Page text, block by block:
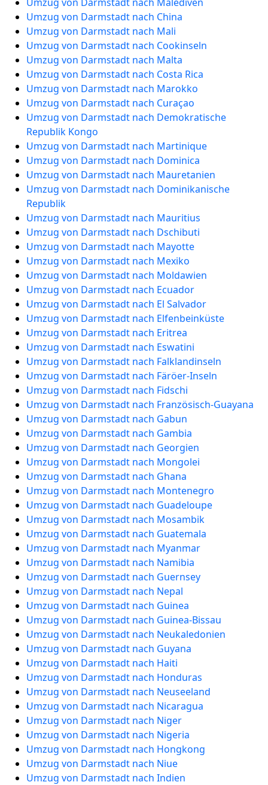
Umzug von Darmstadt nach China
Umzug von Darmstadt nach Mali
Umzug von Darmstadt nach Cookinseln
Umzug von Darmstadt nach Malta
Umzug von Darmstadt nach Costa Rica
Umzug von Darmstadt nach Marokko
Umzug von Darmstadt nach Curaçao
Umzug von Darmstadt nach Demokratische
Republik Kongo
Umzug von Darmstadt nach Martinique
Umzug von Darmstadt nach Dominica
Umzug von Darmstadt nach Mauretanien
Umzug von Darmstadt nach Dominikanische
Republik
Umzug von Darmstadt nach Mauritius
Umzug von Darmstadt nach Dschibuti
Umzug von Darmstadt nach Mayotte
Umzug von Darmstadt nach Mexiko
Umzug von Darmstadt nach Moldawien
Umzug von Darmstadt nach Ecuador
Umzug von Darmstadt nach El Salvador
Umzug von Darmstadt nach Elfenbeinküste
Umzug von Darmstadt nach Eritrea
Umzug von Darmstadt nach Eswatini
Umzug von Darmstadt nach Falklandinseln
Umzug von Darmstadt nach Färöer-Inseln
Umzug von Darmstadt nach Fidschi
Umzug von Darmstadt nach Französisch-Guayana
Umzug von Darmstadt nach Gabun
Umzug von Darmstadt nach Gambia
Umzug von Darmstadt nach Georgien
Umzug von Darmstadt nach Mongolei
Umzug von Darmstadt nach Ghana
Umzug von Darmstadt nach Montenegro
Umzug von Darmstadt nach Guadeloupe
Umzug von Darmstadt nach Mosambik
Umzug von Darmstadt nach Guatemala
Umzug von Darmstadt nach Myanmar
Umzug von Darmstadt nach Namibia
Umzug von Darmstadt nach Guernsey
Umzug von Darmstadt nach Nepal
Umzug von Darmstadt nach Guinea
Umzug von Darmstadt nach Guinea-Bissau
Umzug von Darmstadt nach Neukaledonien
Umzug von Darmstadt nach Guyana
Umzug von Darmstadt nach Haiti
Umzug von Darmstadt nach Honduras
Umzug von Darmstadt nach Neuseeland
Umzug von Darmstadt nach Nicaragua
Umzug von Darmstadt nach Niger
Umzug von Darmstadt nach Nigeria
Umzug von Darmstadt nach Hongkong
Umzug von Darmstadt nach Niue
Umzug von Darmstadt nach Indien